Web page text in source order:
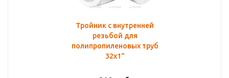
Тройник с внутренней
резьбой для
полипропиленовых труб
32х1"